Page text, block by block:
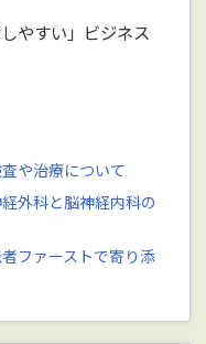
やすい」ビジネス
や治療について
外科と脳神経内科の
ファーストで寄り添